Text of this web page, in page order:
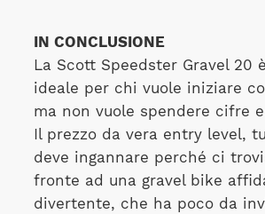
IN CONCLUSIONE
La Scott Speedster Gravel 20
ideale per chi vuole iniziare
ma non vuole spendere cifre
Il prezzo da vera entry level,
deve ingannare perché ci
fronte ad una gravel bike
divertente, che ha poco da